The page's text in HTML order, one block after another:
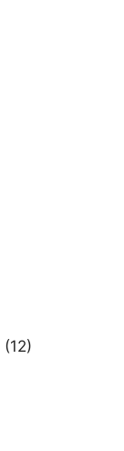
(12)